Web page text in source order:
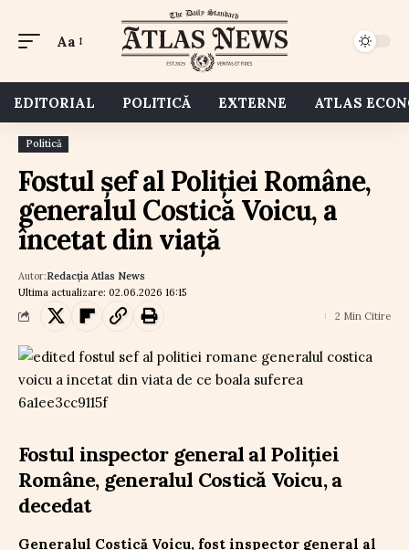
Aa
EDITORIAL POLITICĂ EXTERNE ATLAS
Politică
Fostul șef al Poliției Române,
generalul Costică Voicu, a
încetat din viață
Ultima actualizare: 02.06.2026 16:15
Autor:Redacția Atlas News
2 Min Citire
Fostul inspector general al Poliției
Române, generalul Costică Voicu, a
decedat
Generalul Costică Voicu, fost inspector general al